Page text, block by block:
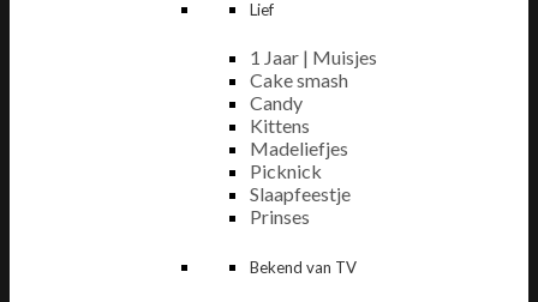
Lief
1 Jaar | Muisjes
Cake smash
Candy
Kittens
Madeliefjes
Picknick
Slaapfeestje
Prinses
Bekend van TV